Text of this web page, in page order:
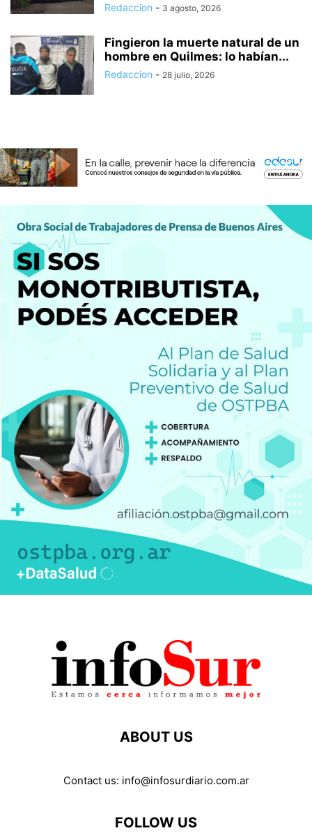
Redaccion - 3 agosto, 2026
Fingieron la muerte natural de un
hombre en Quilmes: lo habían...
Redaccion - 28 julio, 2026
ABOUT US
Contact us: info@infosurdiario.com.ar
FOLLOW US